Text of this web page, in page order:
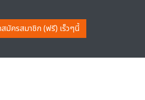
สมัครสมาชิก (ฟรี) เร็วๆนี้